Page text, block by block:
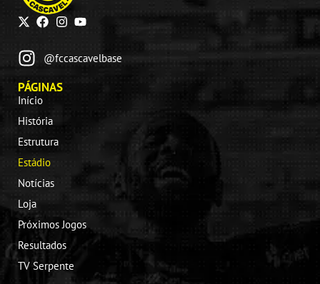
@fccascavelbase
PÁGINAS
Início
História
Estrutura
Estádio
Notícias
Loja
Próximos Jogos
Resultados
TV Serpente